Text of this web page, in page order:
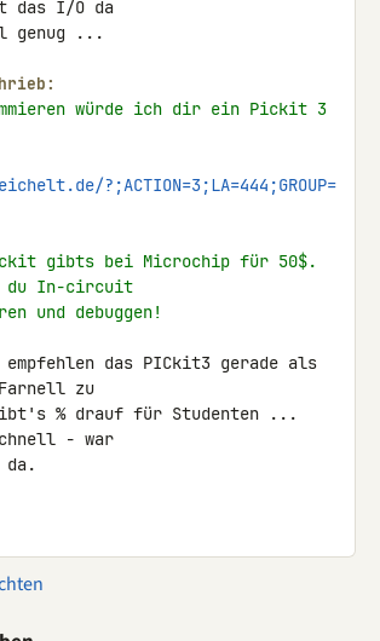
das I/O da
genug ...
würde ich dir ein Pickit 3
?;ACTION=3;LA=444;GROUP=
gibts bei Microchip für 50$.
du In-circuit
und debuggen!
das PICkit3 gerade als
zu
% drauf für Studenten ...
- war
da.